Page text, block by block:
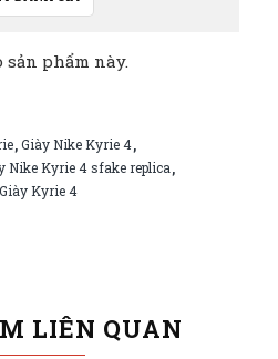
phẩm này.
,Giày Nike Kyrie 4,
Nike Kyrie 4 sfake replica,
Giày Kyrie 4
LIÊN QUAN